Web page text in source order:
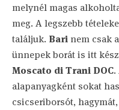
melynél magas
meg. A legszebb
találjuk. Bari nem csak
ünnepek borát is itt
Moscato di Trani DOC.
alapanyagként sokat
csicseriborsót,